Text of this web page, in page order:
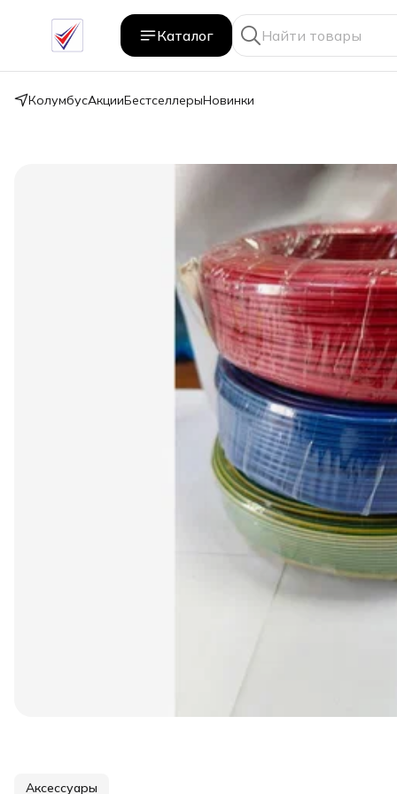
Каталог
КолумбусАкцииБестселлерыНовинки
Аксессуары